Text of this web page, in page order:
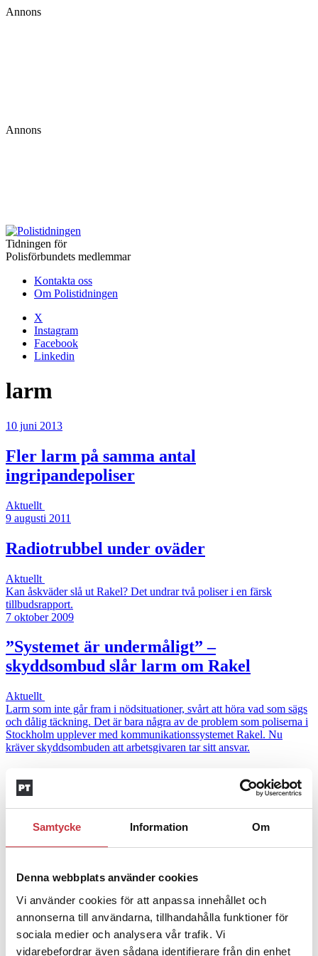
Samtycke Information Om
Denna webbplats använder cookies
Vi använder cookies för att anpassa innehållet och
annonserna till användarna, tillhandahålla funktioner för
sociala medier och analysera vår trafik. Vi
vidarebefordrar även sådana identifierare från din enhet
Annons
Annons
Tidningen för
Polisförbundets medlemmar
Kontakta oss
Om Polistidningen
X
Instagram
Facebook
Linkedin
larm
10 juni 2013
Fler larm på samma antal
ingripandepoliser
Aktuellt
9 augusti 2011
Radiotrubbel under oväder
Aktuellt
Kan åskväder slå ut Rakel? Det undrar två poliser i en färsk
tillbudsrapport.
7 oktober 2009
”Systemet är undermåligt” –
skyddsombud slår larm om Rakel
Aktuellt
Larm som inte går fram i nödsituationer, svårt att höra vad som sägs
och dålig täckning. Det är bara några av de problem som poliserna i
Stockholm upplever med kommunikationssystemet Rakel. Nu
kräver skyddsombuden att arbetsgivaren tar sitt ansvar.
Klart: Ingångslönen höjs med 2 300
kronor
4 juni 2026
Insändare: Miljoner i sjön –
polisaspiranter underkänns på
godtyckliga grunder